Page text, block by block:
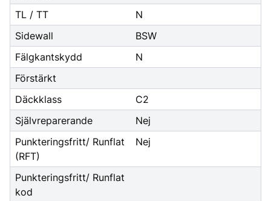
TL / TT
N
Sidewall
BSW
Fälgkantskydd
N
Förstärkt
Däckklass
C2
Självreparerande
Nej
Punkteringsfritt/ Runflat
(RFT)
Nej
Punkteringsfritt/ Runflat
kod